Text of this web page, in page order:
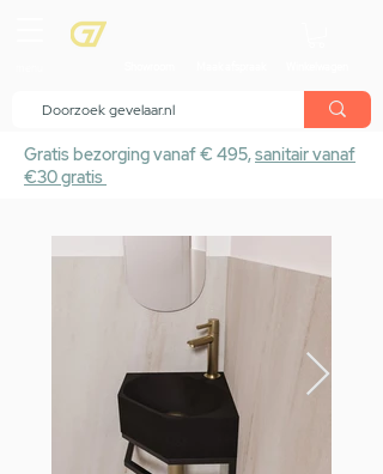
Gratis bezorging vanaf € 495,sanitair vanaf
€30 gratis